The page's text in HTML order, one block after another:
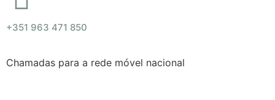
+351 963 471 850
Chamadas para a rede móvel nacional